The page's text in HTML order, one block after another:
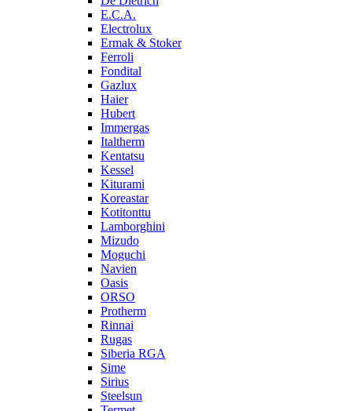
E.C.A.
Electrolux
Ermak & Stoker
Ferroli
Fondital
Gazlux
Haier
Hubert
Immergas
Italtherm
Kentatsu
Kessel
Kiturami
Koreastar
Kotitonttu
Lamborghini
Mizudo
Moguchi
Navien
Oasis
ORSO
Protherm
Rinnai
Rugas
Siberia RGA
Sime
Sirius
Steelsun